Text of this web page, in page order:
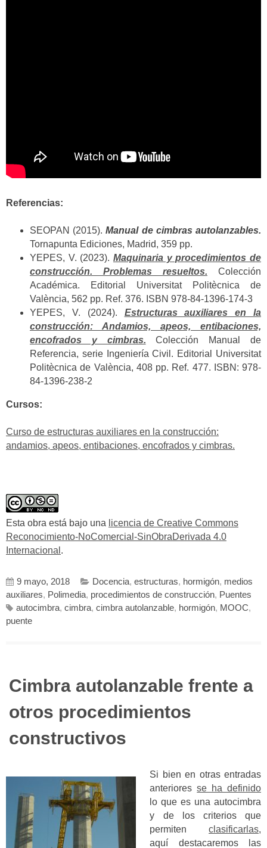
Referencias:
SEOPAN (2015).Manual de cimbras autolanzables.
Tornapunta Ediciones, Madrid, 359 pp.
YEPES, V. (2023). Maquinaria y procedimientos de
construcción. Problemas resueltos. Colección
Académica. Editorial Universitat Politècnica de
València, 562 pp. Ref. 376. ISBN 978-84-1396-174-3
YEPES, V. (2024). Estructuras auxiliares en la
construcción: Andamios, apeos, entibaciones,
encofrados y cimbras. Colección Manual de
Referencia, serie Ingeniería Civil. Editorial Universitat
Politècnica de València, 408 pp. Ref. 477. ISBN: 978-
84-1396-238-2
Cursos:
Curso de estructuras auxiliares en la construcción:
andamios, apeos, entibaciones, encofrados y cimbras.
Esta obra está bajo una licencia de Creative Commons
Reconocimiento-NoComercial-SinObraDerivada 4.0
Internacional .
9 mayo, 2018 Docencia, estructuras, hormigón, medios
auxiliares, Polimedia, procedimientos de construcción, Puentes
autocimbra, cimbra, cimbra autolanzable, hormigón, MOOC,
puente
Cimbra autolanzable frente a
otros procedimientos
constructivos
Si bien en otras entradas
anterioresse ha definido
lo que es una autocimbra
y de los criterios que
permiten clasificarlas,
aquí destacaremos las